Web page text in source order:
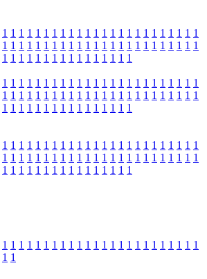
1 1 1 1 1 1 1 1 1 1 1 1 1 1 1 1 1 1 1 1 1 1 1 1
1 1 1 1 1 1 1 1 1 1 1 1 1 1 1 1 1 1 1 1 1 1 1 1
1 1 1 1 1 1 1 1 1 1 1 1 1 1 1 1
1 1 1 1 1 1 1 1 1 1 1 1 1 1 1 1 1 1 1 1 1 1 1 1
1 1 1 1 1 1 1 1 1 1 1 1 1 1 1 1 1 1 1 1 1 1 1 1
1 1 1 1 1 1 1 1 1 1 1 1 1 1 1 1
1 1 1 1 1 1 1 1 1 1 1 1 1 1 1 1 1 1 1 1 1 1 1 1
1 1 1 1 1 1 1 1 1 1 1 1 1 1 1 1 1 1 1 1 1 1 1 1
1 1 1 1 1 1 1 1 1 1 1 1 1 1 1 1
1 1 1 1 1 1 1 1 1 1 1 1 1 1 1 1 1 1 1 1 1 1 1 1
1 1